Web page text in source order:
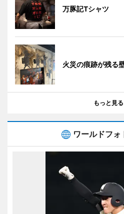
万豚記Tシャツ
火災の痕跡が残る
もっと見る
ワールドフォ